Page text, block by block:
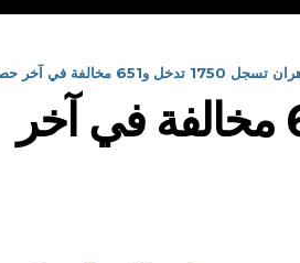
في آخر حصيلة بمناسبة...
مديرية التجارة بوهران تسجل 1750 تدخل و651 مخالفة في آخر